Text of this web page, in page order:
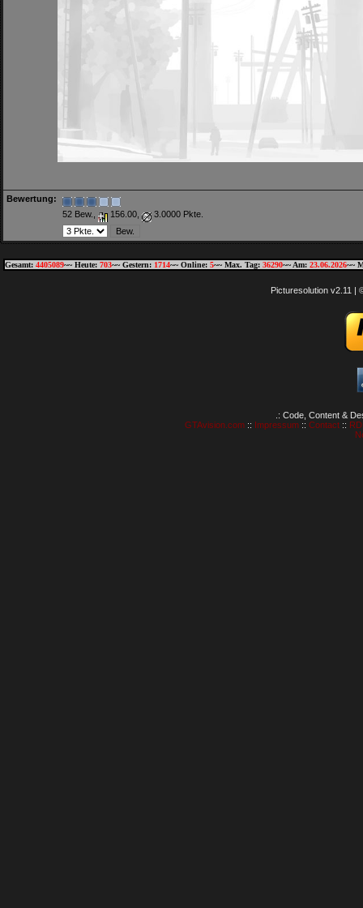
Bewertung:
52 Bew.,
156.00, 3.0000 Pkte.
Gesamt: 4405089~~ Heute: 703~~ Gestern: 1714~~ Online: 5~~ Max. Tag: 36290~~ Am: 23.06.2026~~
Picturesolution v2.11 |
.: Code, Content &
GTAvision.com:: Impressum:: Contact::